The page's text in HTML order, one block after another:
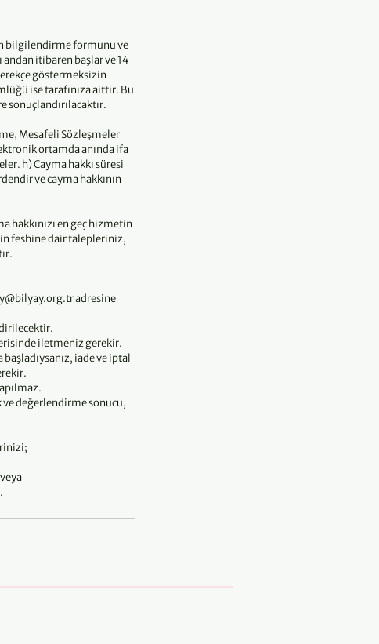
bilgilendirme formunu ve
andan itibaren başlar ve 14
göstermeksizin
ise tarafınıza aittir. Bu
Mesafeli Sözleşmeler
ortamda anında ifa
h) Cayma hakkı süresi
ve cayma hakkının
hakkınızı en geç hizmetin
feshine dair talepleriniz,
adresine
iletmeniz gerekir.
iade ve iptal
değerlendirme sonucu,